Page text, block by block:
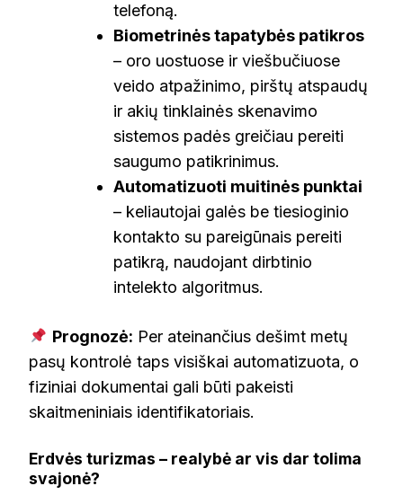
telefoną.
Biometrinės tapatybės patikros
– oro uostuose ir viešbučiuose
veido atpažinimo, pirštų atspaudų
ir akių tinklainės skenavimo
sistemos padės greičiau pereiti
saugumo patikrinimus.
Automatizuoti muitinės punktai
– keliautojai galės be tiesioginio
kontakto su pareigūnais pereiti
patikrą, naudojant dirbtinio
intelekto algoritmus.
Prognozė: Per ateinančius dešimt metų
pasų kontrolė taps visiškai automatizuota, o
fiziniai dokumentai gali būti pakeisti
skaitmeniniais identifikatoriais.
Erdvės turizmas – realybė ar vis dar tolima
svajonė?